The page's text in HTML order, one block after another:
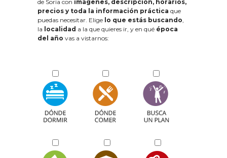
de Soria con imágenes, descripción, horarios,
precios y toda la información práctica que
puedas necesitar. Elige lo que estás buscando,
la localidad a la que quieres ir, y en qué época
del año vas a vistarnos: